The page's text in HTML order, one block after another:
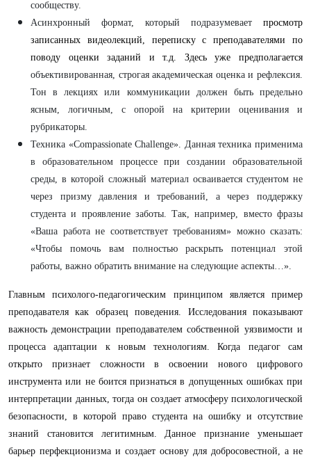
сообществу.
Асинхронный формат, который подразумевает
просмотр
записанных видеолекций, переписку с преподавателями по
поводу оценки заданий и т.д. Здесь уже предполагается
объективированная, строгая академическая оценка и рефлексия.
Тон в лекциях или коммуникации должен быть предельно
ясным, логичным, с опорой на критерии оценивания и
рубрикаторы.
Техника «Compassionate Challenge». Данная техника применима
в образовательном процессе при создании образовательной
среды, в которой сложный материал осваивается студентом не
через призму давления и требований, а через поддержку
студента и проявление заботы. Так, например, вместо фразы
«Ваша работа не соответствует требованиям» можно сказать:
«Чтобы помочь вам полностью раскрыть потенциал этой
работы, важно обратить внимание на следующие аспекты…».
Главным психолого-педагогическим принципом является пример
преподавателя как образец поведения. Исследования показывают
важность демонстрации преподавателем собственной уязвимости и
процесса адаптации к новым технологиям. Когда педагог сам
открыто признает сложности в освоении нового цифрового
инструмента или не боится признаться в допущенных ошибках при
интерпретации данных, тогда он создает атмосферу психологической
безопасности, в которой право студента на ошибку и отсутствие
знаний становится легитимным. Данное признание уменьшает
барьер перфекционизма и создает основу для добросовестной, а не